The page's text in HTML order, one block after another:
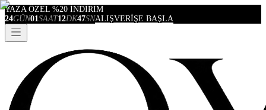
YAZA ÖZEL %20 İNDİRİM
24GÜN01SAAT12DK47SNALIŞVERİŞE BAŞLA